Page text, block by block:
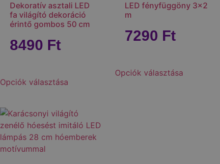
Dekoratív asztali LED
fa világító dekoráció
érintő gombos 50 cm
8490 Ft
Opciók választása
LED fényfüggöny 3×2
m
7290 Ft
Opciók választása